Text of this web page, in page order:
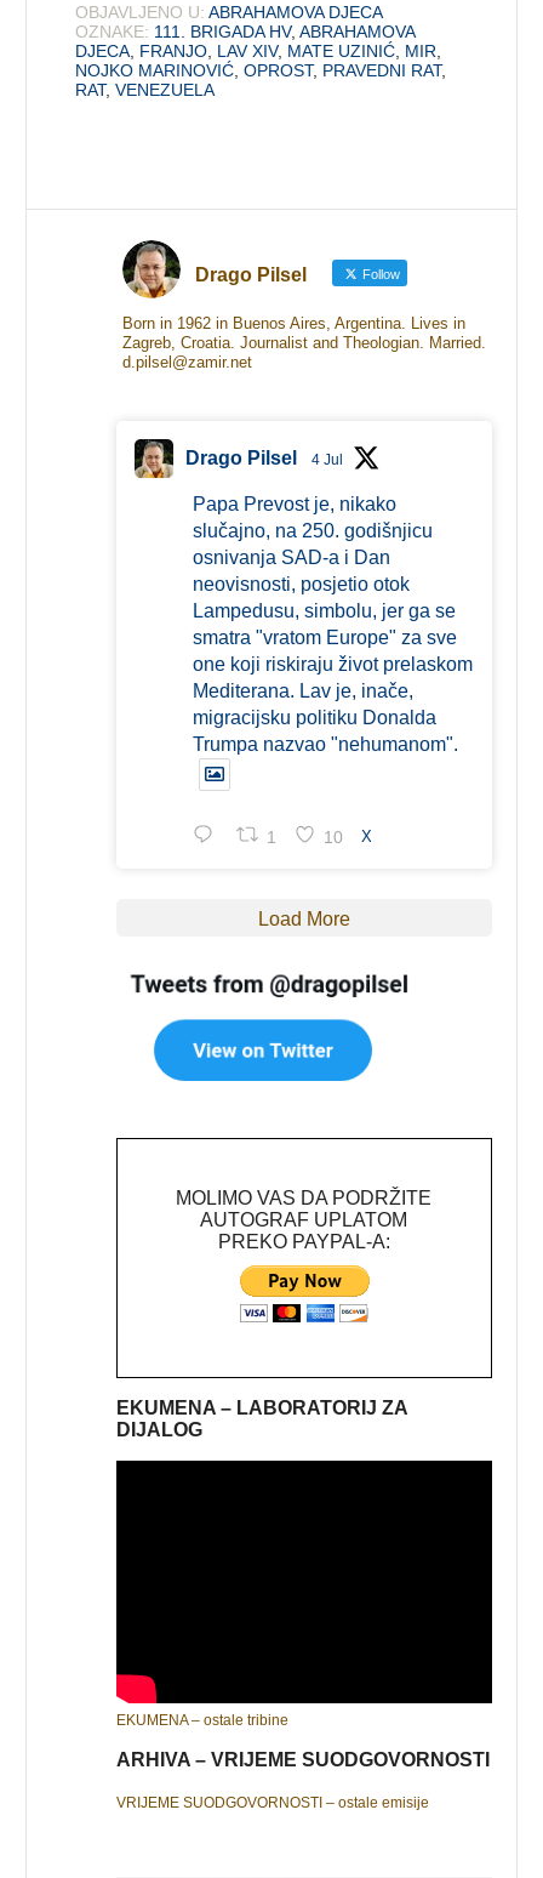
OBJAVLJENO U: ABRAHAMOVA DJECA
OZNAKE: 111. BRIGADA HV,ABRAHAMOVA
DJECA FRANJO LAV XIV, MATE UZINIĆ MIR
NOJKO MARINOVIĆ ,OPROST, PRAVEDNI RAT,
RAT,VENEZUELA
Drago Pilsel Follow
Born in 1962 in Buenos Aires, Argentina. Lives in
Zagreb, Croatia. Journalist and Theologian. Married.
d.pilsel@zamir.net
Drago Pilsel 4 Jul
Papa Prevost je, nikako
slučajno, na 250. godišnjicu
osnivanja SAD-a i Dan
neovisnosti, posjetio otok
Lampedusu, simbolu, jer ga se
smatra "vratom Europe" za sve
one koji riskiraju život prelaskom
Mediterana. Lav je, inače,
migracijsku politiku Donalda
Trumpa nazvao "nehumanom".
1 10 X
Load More
MOLIMO VAS DA PODRŽITE
AUTOGRAF UPLATOM
PREKO PAYPAL-A:
EKUMENA – LABORATORIJ ZA
DIJALOG
EKUMENA – ostale tribine
ARHIVA – VRIJEME SUODGOVORNOSTI
VRIJEME SUODGOVORNOSTI – ostale emisije